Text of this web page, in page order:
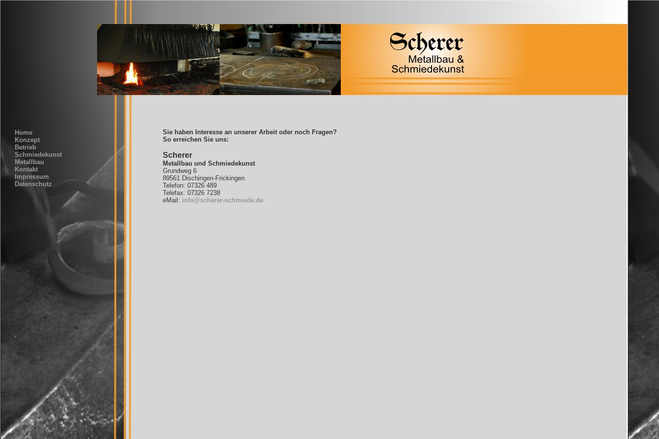
Home
Konzept
Betrieb
Schmiedekunst
Metallbau
Kontakt
Impressum
Datenschutz
Sie haben Interesse an unserer Arbeit oder noch Fragen?
So erreichen Sie uns:
Scherer
Metallbau und Schmiedekunst
Grundweg 6
89561 Dischingen-Frickingen
Telefon: 07326 489
Telefax: 07326 7238
eMail: info@scherer-schmiede.de